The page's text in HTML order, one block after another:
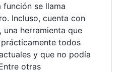
función se llama
Incluso, cuenta con
una herramienta que
todos
y que no podía
otras